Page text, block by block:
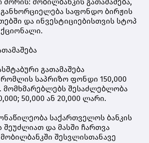
განხორციელება საფონდო ბირჟის
და ინვესტიციებისთვის სტოპ
გათამაშება
საპრიზო ფონდი 150,000
მომხმარებლებს შესაძლებლობა
50,000 ან 20,000 ლარი.
საქართველოს ბანკის
შეუძლიათ და მასში ჩართვა
შესვლისთანავე